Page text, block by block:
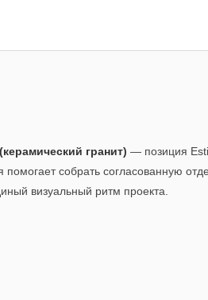
гранит) — позиция
помогает собрать согласованную
визуальный ритм проекта.